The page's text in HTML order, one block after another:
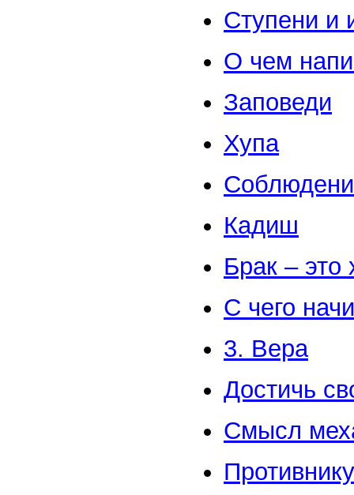
Ступени и
О чем
Заповеди
Хупа
Кадиш
Брак – это
С чего
3. Вера
Достичь
Смысл